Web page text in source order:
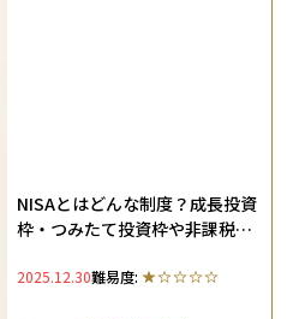
NISAとはどんな制度？成長投資
枠・つみたて投資枠や非課税枠
説
2025.12.30難易度: